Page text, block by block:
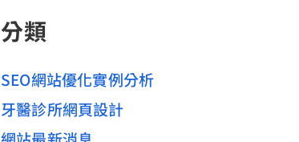
分類
SEO網站優化實例分析
牙醫診所網頁設計